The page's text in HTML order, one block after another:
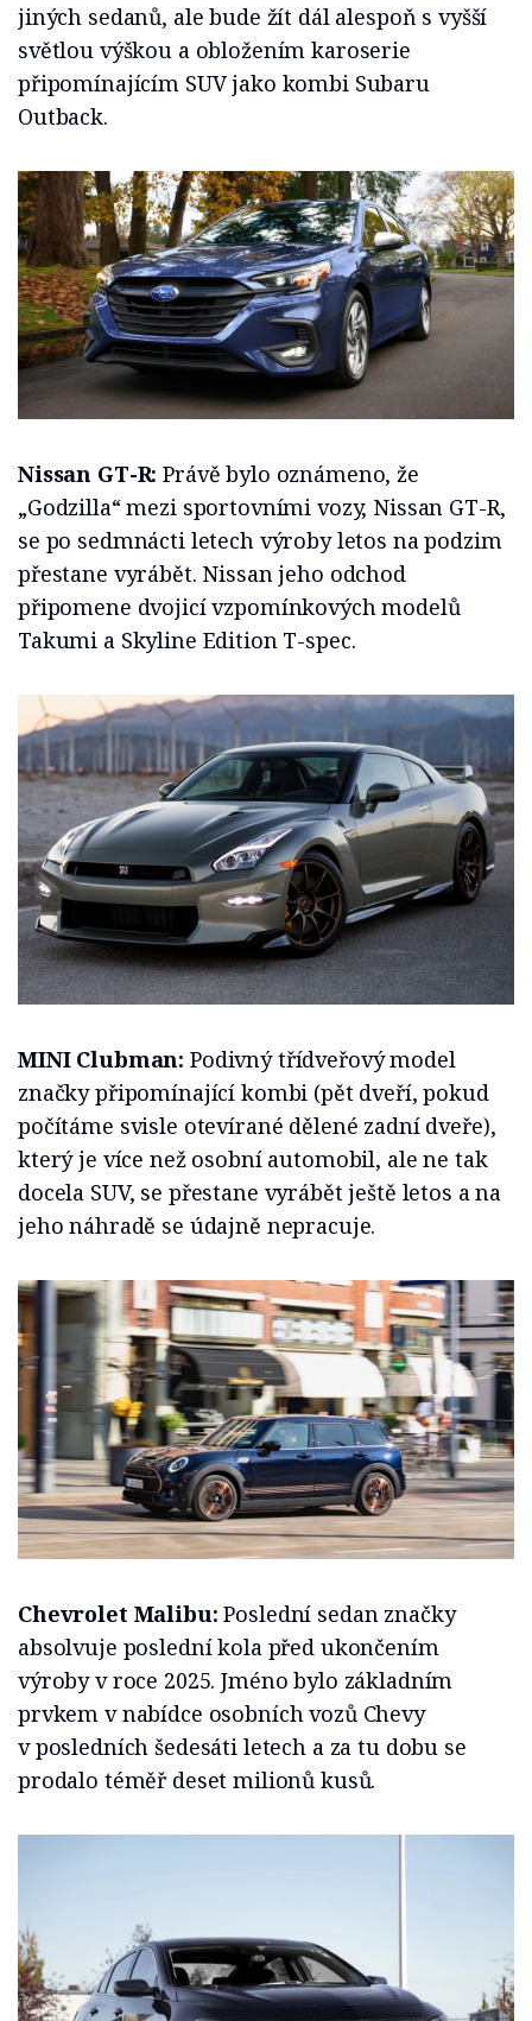
jiných sedanů, ale bude žít dál alespoň s vyšší
světlou výškou a obložením karoserie
připomínajícím SUV jako kombi Subaru
Outback.
Nissan GT-R:Právě bylo oznámeno, že
„Godzilla“ mezi sportovními vozy, Nissan GT-R,
se po sedmnácti letech výroby letos na podzim
přestane vyrábět. Nissan jeho odchod
připomene dvojicí vzpomínkových modelů
Takumi a Skyline Edition T-spec.
MINI Clubman: Podivný třídveřový model
značky připomínající kombi (pět dveří, pokud
počítáme svisle otevírané dělené zadní dveře),
který je více než osobní automobil, ale ne tak
docela SUV, se přestane vyrábět ještě letos a na
jeho náhradě se údajně nepracuje.
Chevrolet Malibu:Poslední sedan značky
absolvuje poslední kola před ukončením
výroby v roce 2025. Jméno bylo základním
prvkem v nabídce osobních vozů Chevy
v posledních šedesáti letech a za tu dobu se
prodalo téměř deset milionů kusů.